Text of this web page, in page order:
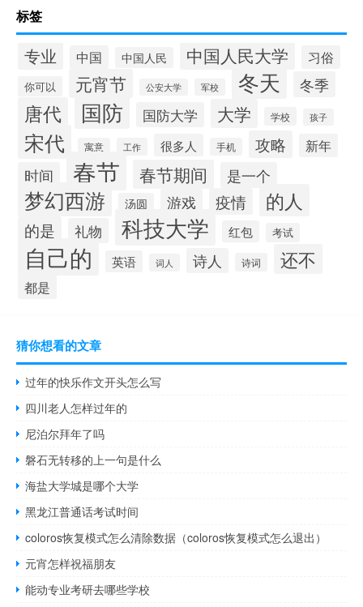
标签
专业 中国 中国人民 中国人民大学 习俗
你可以 元宵节 公安大学 军校 冬天 冬季
唐代 国防 国防大学 大学 学校 孩子
宋代 寓意 工作 很多人 手机 攻略 新年
时间 春节 春节期间 是一个
梦幻西游 汤圆 游戏 疫情 的人
的是 礼物 科技大学 红包 考试
自己的 英语 词人 诗人 诗词 还不
都是
猜你想看的文章
过年的快乐作文开头怎么写
四川老人怎样过年的
尼泊尔拜年了吗
磐石无转移的上一句是什么
海盐大学城是哪个大学
黑龙江普通话考试时间
coloros恢复模式怎么清除数据（coloros恢复模式怎么退出）
元宵怎样祝福朋友
能动专业考研去哪些学校